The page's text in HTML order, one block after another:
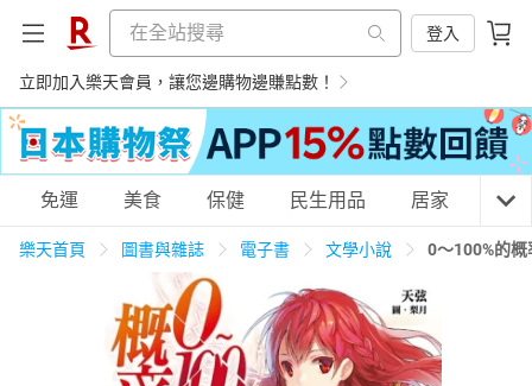
登入
立即加入樂天會員，讓您邊購物邊賺點數！
購物網分類
美食蛋糕 養生保健 民生用品
免運 美食 保健 民生用品 居家 3C
樂天首頁 圖書與雜誌 電子書 文學小說 0～100%的